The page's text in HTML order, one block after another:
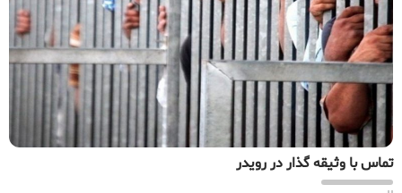
تماس با وثیقه گذار در رویدر